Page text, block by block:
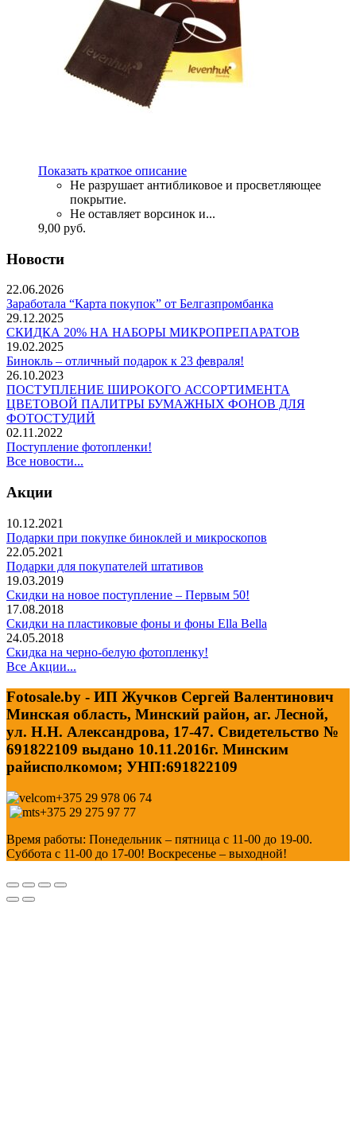
Показать краткое описание
Не разрушает антибликовое и просветляющее
покрытие.
Не оставляет ворсинок и...
9,00 руб.
Новости
22.06.2026
Заработала “Карта покупок” от Белгазпромбанка
29.12.2025
СКИДКА 20% НА НАБОРЫ МИКРОПРЕПАРАТОВ
19.02.2025
Бинокль – отличный подарок к 23 февраля!
26.10.2023
ПОСТУПЛЕНИЕ ШИРОКОГО АССОРТИМЕНТА
ЦВЕТОВОЙ ПАЛИТРЫ БУМАЖНЫХ ФОНОВ ДЛЯ
ФОТОСТУДИЙ
02.11.2022
Поступление фотопленки!
Все новости...
Акции
10.12.2021
Подарки при покупке биноклей и микроскопов
22.05.2021
Подарки для покупателей штативов
19.03.2019
Скидки на новое поступление – Первым 50!
17.08.2018
Скидки на пластиковые фоны и фоны Ella Bella
24.05.2018
Скидка на черно-белую фотопленку!
Все Акции...
Fotosale.by - ИП Жучков Сергей Валентинович
Минская область, Минский район, аг. Лесной,
ул. Н.Н. Александрова, 17-47. Свидетельство №
691822109 выдано 10.11.2016г. Минским
райисполкомом; УНП:691822109
+375 29 978 06 74
+375 29 275 97 77
Время работы: Понедельник – пятница с 11-00 до 19-00.
Суббота с 11-00 до 17-00! Воскресенье – выходной!